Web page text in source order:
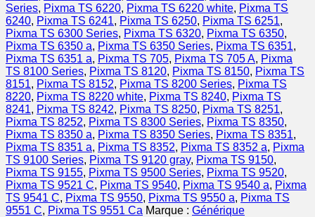
-
cartouche
compatible
Canon
-
cyan
Series, Pixma TS 6220, Pixma TS 6220 white, Pixma TS
6240, Pixma TS 6241, Pixma TS 6250, Pixma TS 6251,
Pixma TS 6300 Series, Pixma TS 6320, Pixma TS 6350,
Pixma TS 6350 a, Pixma TS 6350 Series, Pixma TS 6351,
Pixma TS 6351 a, Pixma TS 705, Pixma TS 705 A, Pixma
TS 8100 Series, Pixma TS 8120, Pixma TS 8150, Pixma TS
8151, Pixma TS 8152, Pixma TS 8200 Series, Pixma TS
8220, Pixma TS 8220 white, Pixma TS 8240, Pixma TS
8241, Pixma TS 8242, Pixma TS 8250, Pixma TS 8251,
Pixma TS 8252, Pixma TS 8300 Series, Pixma TS 8350,
Pixma TS 8350 a, Pixma TS 8350 Series, Pixma TS 8351,
Pixma TS 8351 a, Pixma TS 8352, Pixma TS 8352 a, Pixma
TS 9100 Series, Pixma TS 9120 gray, Pixma TS 9150,
Pixma TS 9155, Pixma TS 9500 Series, Pixma TS 9520,
Pixma TS 9521 C, Pixma TS 9540, Pixma TS 9540 a, Pixma
TS 9541 C, Pixma TS 9550, Pixma TS 9550 a, Pixma TS
9551 C, Pixma TS 9551 Ca Marque : Générique